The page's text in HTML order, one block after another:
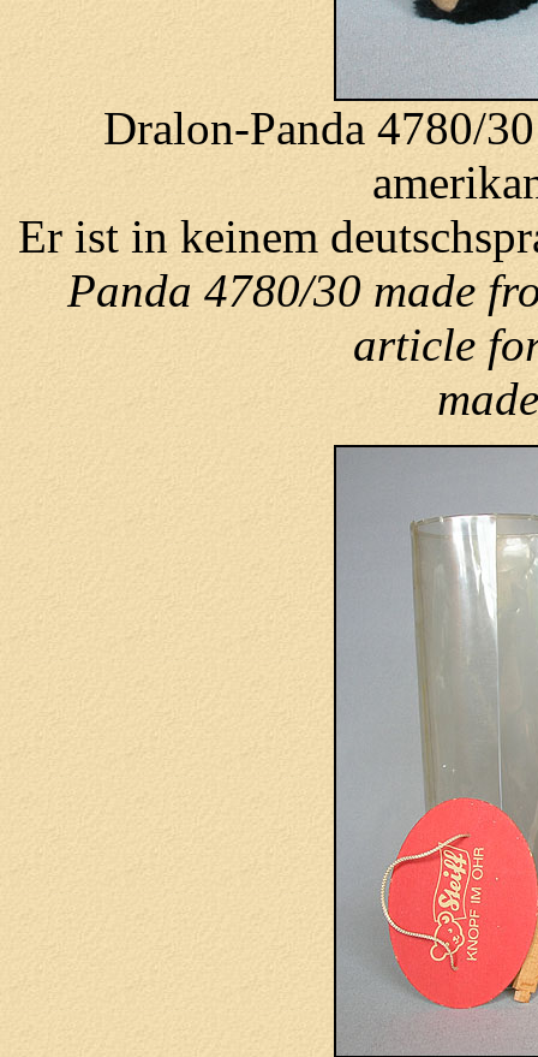
Dralon-Panda 4780/
Er ist in keinem
Panda 4780/30 made
article